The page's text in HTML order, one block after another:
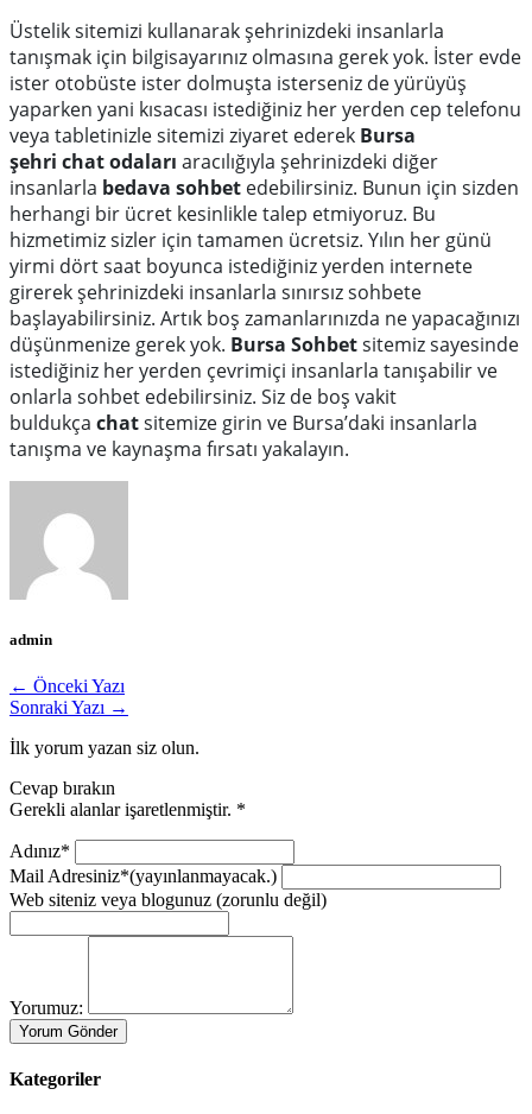
Üstelik sitemizi kullanarak şehrinizdeki insanlarla
tanışmak için bilgisayarınız olmasına gerek yok. İster evde
ister otobüste ister dolmuşta isterseniz de yürüyüş
yaparken yani kısacası istediğiniz her yerden cep telefonu
veya tabletinizle sitemizi ziyaret ederek Bursa
şehri chatodaları aracılığıyla şehrinizdeki diğer
insanlarla bedava sohbet edebilirsiniz. Bunun için sizden
herhangi bir ücret kesinlikle talep etmiyoruz. Bu
hizmetimiz sizler için tamamen ücretsiz. Yılın her günü
yirmi dört saat boyunca istediğiniz yerden internete
girerek şehrinizdeki insanlarla sınırsız sohbete
başlayabilirsiniz. Artık boş zamanlarınızda ne yapacağınızı
düşünmenize gerekyok. Bursa Sohbetsitemiz sayesinde
istediğiniz her yerden çevrimiçi insanlarla tanışabilir ve
onlarla sohbet edebilirsiniz. Siz de boş vakit
buldukça chatsitemize girin ve Bursa’daki insanlarla
tanışma ve kaynaşma fırsatı yakalayın.
admin
← Önceki Yazı
Sonraki Yazı →
İlk yorum yazan siz olun.
Cevap bırakın
Gerekli alanlar işaretlenmiştir. *
Adınız*
Mail Adresiniz*(yayınlanmayacak.)
Web siteniz veya blogunuz (zorunlu değil)
Yorumuz:
Kategoriler